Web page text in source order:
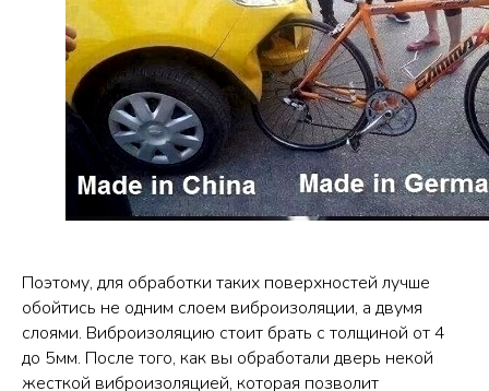
Поэтому, для обработки таких поверхностей лучше
обойтись не одним слоем виброизоляции, а двумя
слоями. Виброизоляцию стоит брать с толщиной от 4
до 5мм. После того, как вы обработали дверь некой
жесткой виброизоляцией, которая позволит